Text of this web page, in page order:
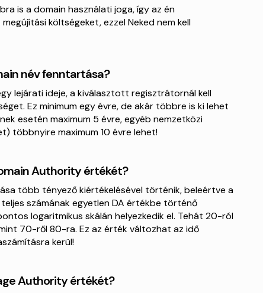
is a domain használati joga, így az én
költségeket, ezzel Neked nem kell
név fenntartása?
lejárati ideje, a kiválasztott regisztrátornál kell
Ez minimum egy évre, de akár többre is ki lehet
esetén maximum 5 évre, egyéb nemzetközi
többnyire maximum 10 évre lehet!
Authority értékét?
több tényező kiértékelésével történik, beleértve a
számának egyetlen DA értékbe történő
logaritmikus skálán helyezkedik el. Tehát 20-ról
70-ről 80-ra. Ez az érték változhat az idő
kerül!
Authority értékét?